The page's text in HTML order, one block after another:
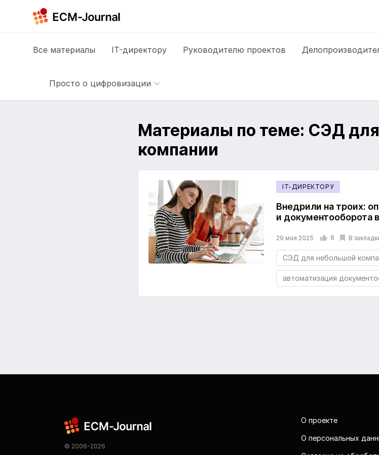
Все материалы IT-директору Руководителю проектов
Просто о цифровизации
Материалы по теме: СЭД
компании
IT-ДИРЕКТОРУ
Внедрили на троих:
и документооборота
29 мая 2025 8 В
СЭД для небольшой
автоматизация
© 2006-2026
О проекте
О персональных